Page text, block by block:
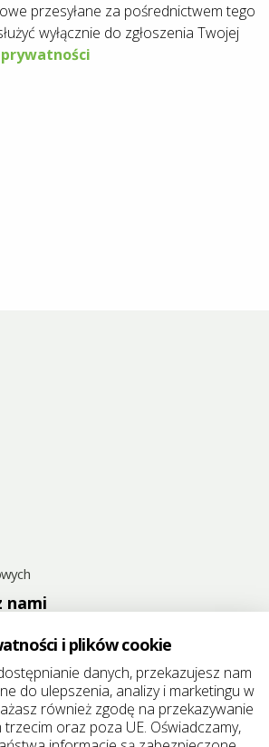
przesyłane za pośrednictwem tego
wyłącznie do zgłoszenia Twojej
nami
Polska
i plików cookie
danych, przekazujesz nam
do ulepszenia, analizy i marketingu w
również zgodę na przekazywanie
oraz poza UE. Oświadczamy,